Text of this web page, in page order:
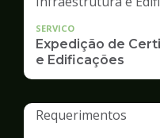
SERVICO
Expedição de
e Edificações